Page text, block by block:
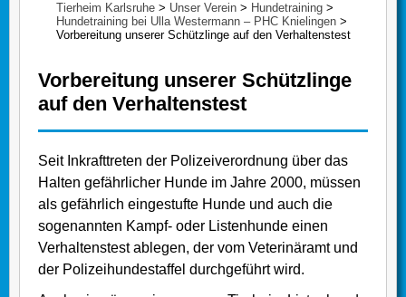
Tierheim Karlsruhe > Unser Verein > Hundetraining >
Hundetraining bei Ulla Westermann – PHC Knielingen >
Vorbereitung unserer Schützlinge auf den Verhaltenstest
Vorbereitung unserer Schützlinge
auf den Verhaltenstest
Seit Inkrafttreten der Polizeiverordnung über das
Halten gefährlicher Hunde im Jahre 2000, müssen
als gefährlich eingestufte Hunde und auch die
sogenannten Kampf- oder Listenhunde einen
Verhaltenstest ablegen, der vom Veterinäramt und
der Polizeihundestaffel durchgeführt wird.